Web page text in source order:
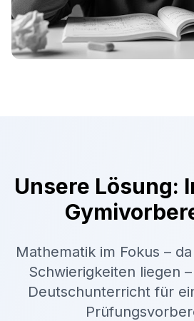
Unsere Lösung:
Mathematik im Fokus –
Schwierigkeiten liegen
Deutschunterricht für